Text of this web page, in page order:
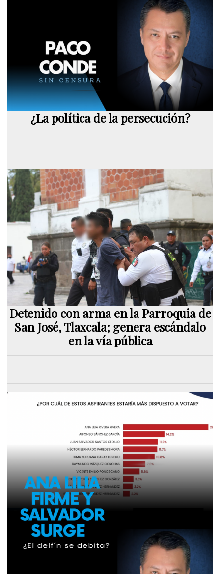
¿La política de la persecución?
Detenido con arma en la Parroquia de
San José, Tlaxcala; genera escándalo
en la vía pública